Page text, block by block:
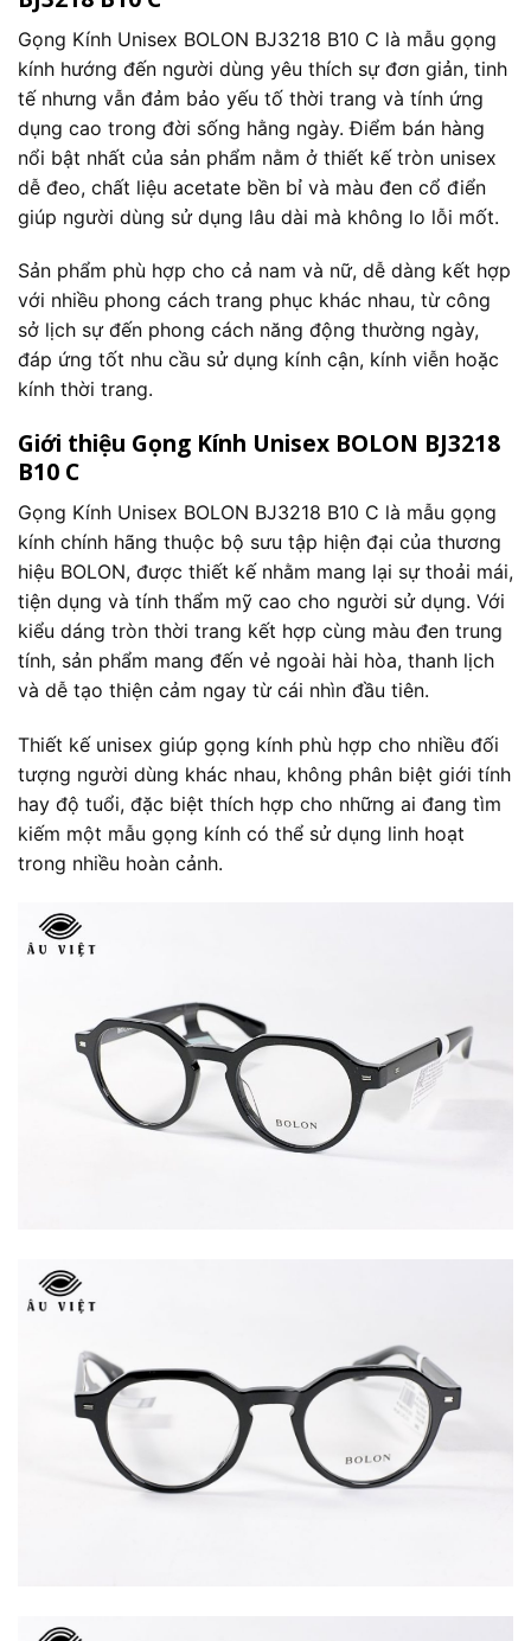
Gọng Kính Unisex BOLON BJ3218 B10 C là mẫu gọng
kính hướng đến người dùng yêu thích sự đơn giản, tinh
tế nhưng vẫn đảm bảo yếu tố thời trang và tính ứng
dụng cao trong đời sống hằng ngày. Điểm bán hàng
nổi bật nhất của sản phẩm nằm ở thiết kế tròn unisex
dễ đeo, chất liệu acetate bền bỉ và màu đen cổ điển
giúp người dùng sử dụng lâu dài mà không lo lỗi mốt.
Sản phẩm phù hợp cho cả nam và nữ, dễ dàng kết hợp
với nhiều phong cách trang phục khác nhau, từ công
sở lịch sự đến phong cách năng động thường ngày,
đáp ứng tốt nhu cầu sử dụng kính cận, kính viễn hoặc
kính thời trang.
Giới thiệu Gọng Kính Unisex BOLON BJ3218
B10 C
Gọng Kính Unisex BOLON BJ3218 B10 C là mẫu gọng
kính chính hãng thuộc bộ sưu tập hiện đại của thương
hiệu BOLON, được thiết kế nhằm mang lại sự thoải mái,
tiện dụng và tính thẩm mỹ cao cho người sử dụng. Với
kiểu dáng tròn thời trang kết hợp cùng màu đen trung
tính, sản phẩm mang đến vẻ ngoài hài hòa, thanh lịch
và dễ tạo thiện cảm ngay từ cái nhìn đầu tiên.
Thiết kế unisex giúp gọng kính phù hợp cho nhiều đối
tượng người dùng khác nhau, không phân biệt giới tính
hay độ tuổi, đặc biệt thích hợp cho những ai đang tìm
kiếm một mẫu gọng kính có thể sử dụng linh hoạt
trong nhiều hoàn cảnh.